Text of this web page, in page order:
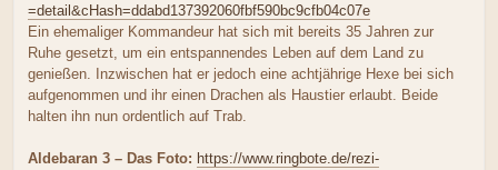
=detail&cHash=ddabd137392060fbf590bc9cfb04c07e
Ein ehemaliger Kommandeur hat sich mit bereits 35 Jahren zur
Ruhe gesetzt, um ein entspannendes Leben auf dem Land zu
genießen. Inzwischen hat er jedoch eine achtjährige Hexe bei sich
aufgenommen und ihr einen Drachen als Haustier erlaubt. Beide
halten ihn nun ordentlich auf Trab.
Aldebaran 3 – Das Foto: https://www.ringbote.de/rezi-